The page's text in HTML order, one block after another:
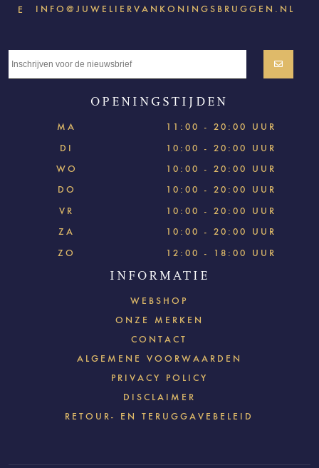
E INFO@JUWELIERVANKONINGSBRUGGEN.NL
OPENINGSTIJDEN
MA
11:00 - 20:00 UUR
DI
10:00 - 20:00 UUR
WO
10:00 - 20:00 UUR
DO
10:00 - 20:00 UUR
VR
10:00 - 20:00 UUR
ZA
10:00 - 20:00 UUR
ZO
12:00 - 18:00 UUR
INFORMATIE
WEBSHOP
ONZE MERKEN
CONTACT
ALGEMENE VOORWAARDEN
PRIVACY POLICY
DISCLAIMER
RETOUR- EN TERUGGAVEBELEID